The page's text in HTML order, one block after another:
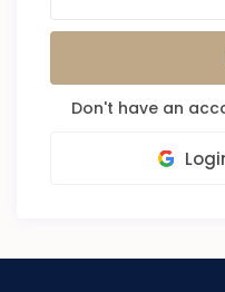
Don't have an